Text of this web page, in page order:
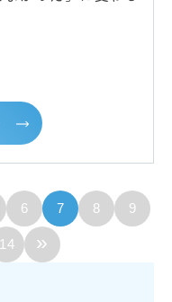
6 7 8 9
14 »